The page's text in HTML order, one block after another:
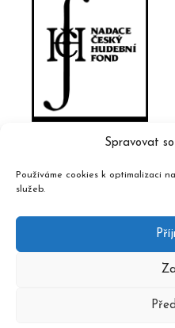
Spravovat
Používáme cookies k optimalizaci
služeb.